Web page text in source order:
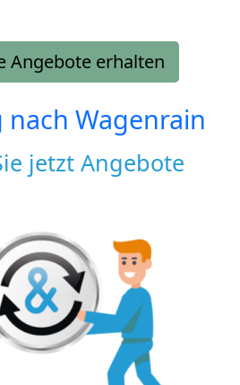
Angebote erhalten
nach Wagenrain
jetzt Angebote